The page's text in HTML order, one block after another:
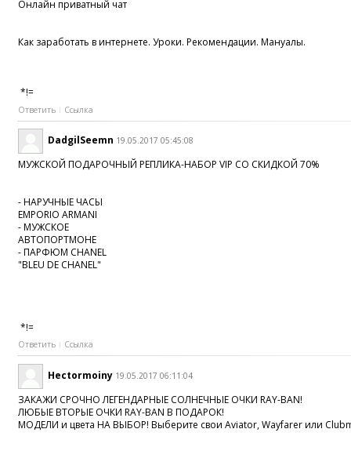
Онлайн приватный чат
Как заработать в интернете. Уроки. Рекомендации. Мануалы.
*!=
Ответить Ссылка
DadgilSeemn 19.05.2017 05:45:08
МУЖСКОЙ ПОДАРОЧНЫЙ РЕПЛИКА-НАБОР VIP СО СКИДКОЙ 70%
- НАРУЧНЫЕ ЧАСЫ
EMPORIO ARMANI
- МУЖСКОЕ
АВТОПОРТМОНЕ
- ПАРФЮМ CHANEL
"BLEU DE CHANEL"
*!=
Ответить Ссылка
Hectormoiny 19.05.2017 06:11:04
ЗАКАЖИ СРОЧНО ЛЕГЕНДАРНЫЕ СОЛНЕЧНЫЕ ОЧКИ RAY-BAN!
ЛЮБЫЕ ВТОРЫЕ ОЧКИ RAY-BAN В ПОДАРОК!
МОДЕЛИ и цвета НА ВЫБОР! Выберите свои Aviator, Wayfarer или